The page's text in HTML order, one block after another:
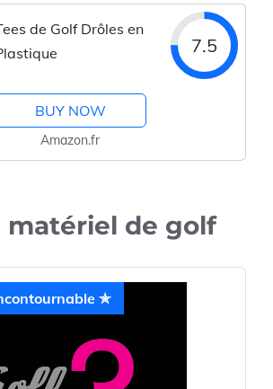
de Golf Drôles en
7.5
BUY NOW
Amazon.fr
matériel de golf
✯